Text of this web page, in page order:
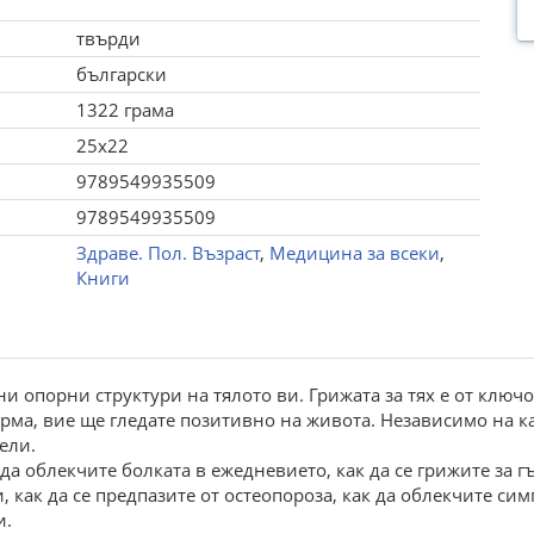
твърди
български
1322 грама
25x22
9789549935509
9789549935509
Здраве. Пол. Възраст, Медицина за всеки,
Книги
опорни структури на тялото ви. Грижата за тях е от
вие ще гледате позитивно на живота. Независимо на
облекчите болката в ежедневието, как да се грижите за
как да се предпазите от остеопороза, как да облекчите